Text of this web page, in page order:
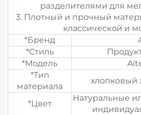
разделителями для
3. Плотный и прочный
классической и
*Бренд
*Стиль
*Модель
*Тип
материала
хлопковый
*Цвет
Натуральные